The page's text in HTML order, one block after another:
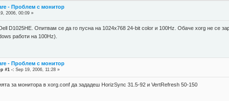
- Проблем с монитор
2006, 00:09 »
D1025HE. Опитвам се да го пусна на 1024x768 24-bit color и 100Hz. Обаче xorg не се
работи на 100Hz).
- Проблем с монитор
#1 -: Sep 19, 2006, 11:28 »
за монитора в xorg.conf да зададеш HorizSync 31.5-92 и VertRefresh 50-150